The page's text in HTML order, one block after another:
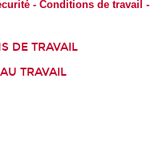
- Conditions de travail -
DE TRAVAIL
TRAVAIL